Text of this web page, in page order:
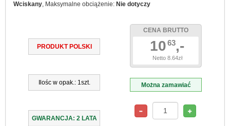
Wciskany, Maksymalne obciążenie: Nie dotyczy
PRODUKT POLSKI
Ilośc w opak.: 1szt.
GWARANCJA: 2 LATA
CENA BRUTTO
1063,-
Netto 8.64zł
Można zamawiać